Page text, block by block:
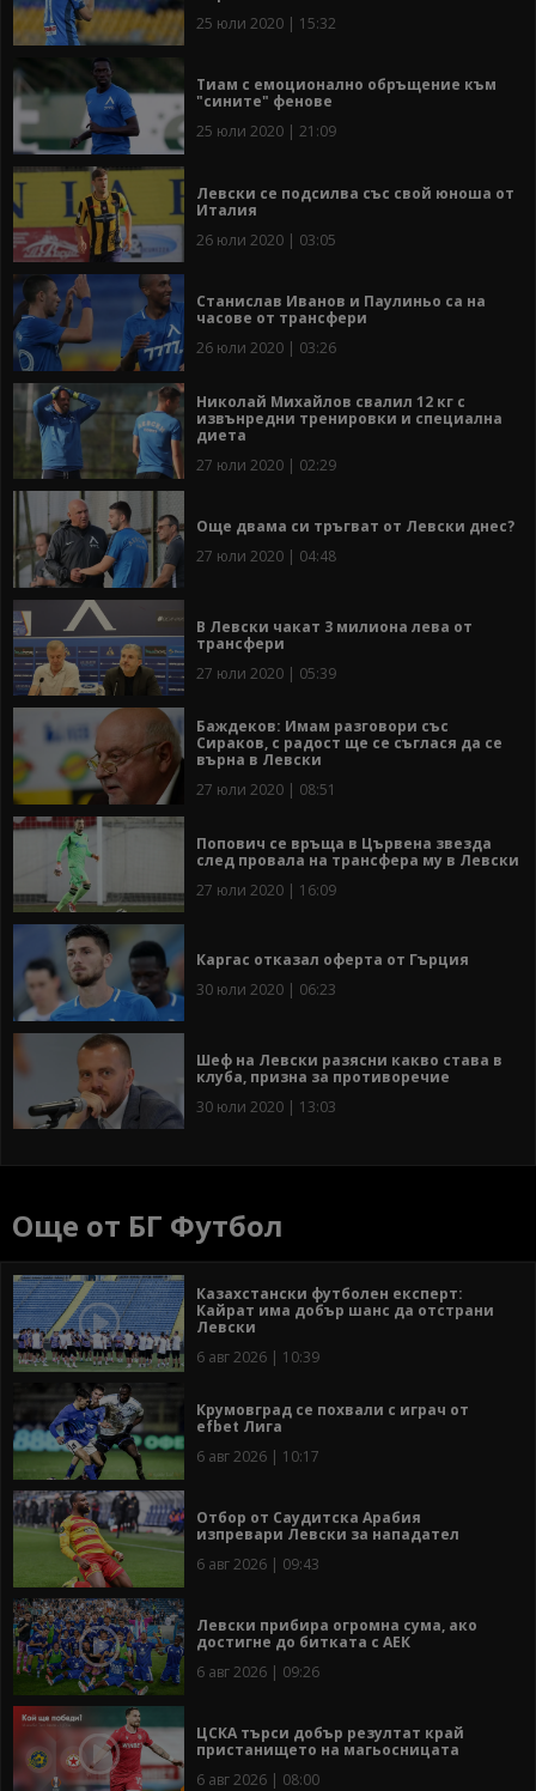
25 юли 2020 | 15:32
Тиам с емоционално обръщение към
"сините" фенове
25 юли 2020 | 21:09
Левски се подсилва със свой юноша от
Италия
26 юли 2020 | 03:05
Станислав Иванов и Паулиньо са на
часове от трансфери
26 юли 2020 | 03:26
Николай Михайлов свалил 12 кг с
извънредни тренировки и специална
диета
27 юли 2020 | 02:29
Още двама си тръгват от Левски днес?
27 юли 2020 | 04:48
В Левски чакат 3 милиона лева от
трансфери
27 юли 2020 | 05:39
Баждеков: Имам разговори със
Сираков, с радост ще се съглася да се
върна в Левски
27 юли 2020 | 08:51
Попович се връща в Цървена звезда
след провала на трансфера му в Левски
27 юли 2020 | 16:09
Каргас отказал оферта от Гърция
30 юли 2020 | 06:23
Шеф на Левски разясни какво става в
клуба, призна за противоречие
30 юли 2020 | 13:03
Още от БГ Футбол
Казахстански футболен експерт:
Кайрат има добър шанс да отстрани
Левски
6 авг 2026 | 10:39
Крумовград се похвали с играч от
efbet Лига
6 авг 2026 | 10:17
Отбор от Саудитска Арабия
изпревари Левски за нападател
6 авг 2026 | 09:43
Левски прибира огромна сума, ако
достигне до битката с АЕК
6 авг 2026 | 09:26
ЦСКА търси добър резултат край
пристанището на магьосницата
6 авг 2026 | 08:00